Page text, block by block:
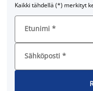
Kaikki tähdellä (*) merkityt
Etunimi *
Sähköposti *